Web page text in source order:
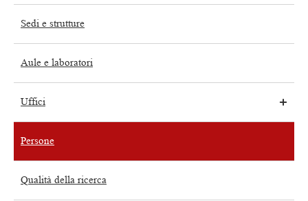
Sedi e strutture
Aule e laboratori
Uffici
Persone
Qualità della ricerca